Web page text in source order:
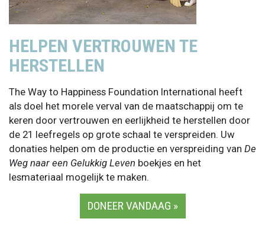
HELPEN VERTROUWEN TE
HERSTELLEN
The Way to Happiness Foundation International heeft
als doel het morele verval van de maatschappij om te
keren door vertrouwen en eerlijkheid te herstellen door
de 21 leefregels op grote schaal te verspreiden. Uw
donaties helpen om de productie en verspreiding van De
Weg naar een Gelukkig Leven boekjes en het
lesmateriaal mogelijk te maken.
DONEER VANDAAG »